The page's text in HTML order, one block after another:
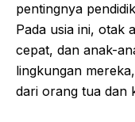
pentingnya
Pada usia ini, otak
cepat, dan anak-
lingkungan
dari orang tua dan